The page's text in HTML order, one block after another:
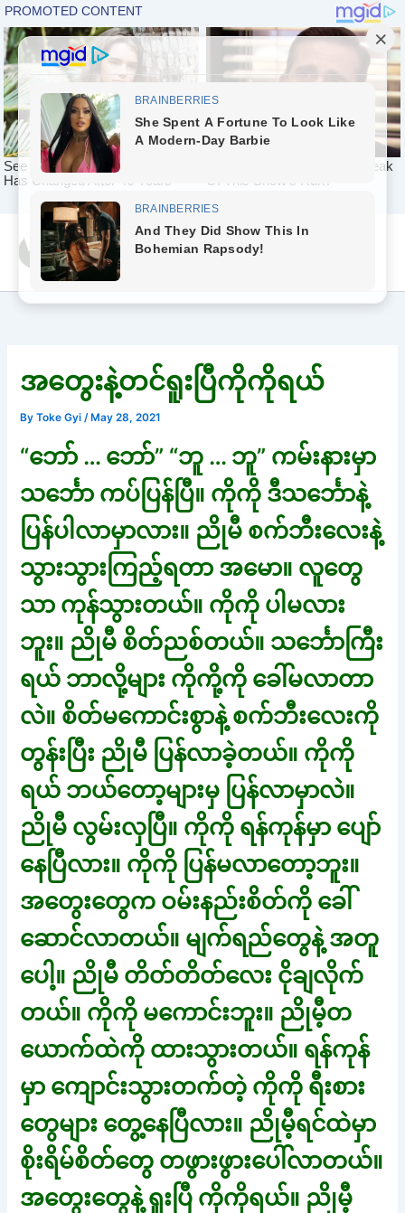
content
Yeah Celeb [အပြာ
အတွေးနဲ့တင်ရူးပြီကိုကိုရယ်
ByToke Gyi /May 28, 2021
“ဘော် … ဘော်” “ဘူ … ဘူ” ကမ်းနားမှာ
သင်္ဘော ကပ်ပြန်ပြီ။ ကိုကို ဒီသင်္ဘောနဲ့
ပြန်ပါလာမှာလား။ ညိုမီ စက်ဘီးလေးနဲ့
သွားသွားကြည့်ရတာ အမော။ လူတွေ
သာ ကုန်သွားတယ်။ ကိုကို ပါမလား
ဘူး။ ညိုမီ စိတ်ညစ်တယ်။ သင်္ဘောကြီး
ရယ် ဘာလို့များ ကိုကို့ကို ခေါ်မလာတာ
လဲ။ စိတ်မကောင်းစွာနဲ့ စက်ဘီးလေးကို
တွန်းပြီး ညိုမီ ပြန်လာခဲ့တယ်။ ကိုကို
ရယ် ဘယ်တော့များမှ ပြန်လာမှာလဲ။
ညိုမီ လွမ်းလှပြီ။ ကိုကို ရန်ကုန်မှာ ပျော်
နေပြီလား။ ကိုကို ပြန်မလာတော့ဘူး။
အတွေးတွေက ဝမ်းနည်းစိတ်ကို ခေါ်
ဆောင်လာတယ်။ မျက်ရည်တွေနဲ့ အတူ
ပေါ့။ ညိုမီ တိတ်တိတ်လေး ငိုချလိုက်
တယ်။ ကိုကို မကောင်းဘူး။ ညိုမီ့တ
ယောက်ထဲကို ထားသွားတယ်။ ရန်ကုန်
မှာ ကျောင်းသွားတက်တဲ့ ကိုကို ရီးစား
တွေများ တွေ့နေပြီလား။ ညိုမီ့ရင်ထဲမှာ
စိုးရိမ်စိတ်တွေ တဖွားဖွားပေါ်လာတယ်။
အတွေးတွေနဲ့ ရူးပြီ ကိုကိုရယ်။ ညိုမီ့